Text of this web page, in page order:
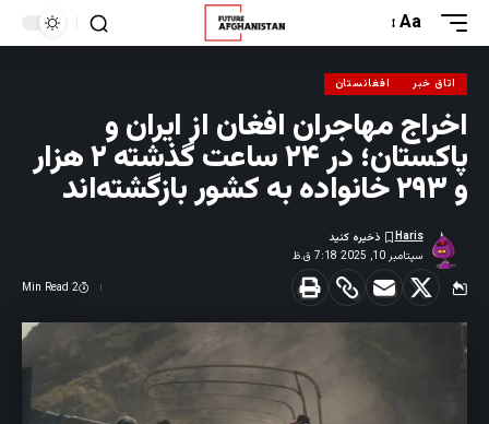
Aa
اتاق خبر افغانستان
اخراج مهاجران افغان از ایران و
پاکستان؛ در ۲۴ ساعت گذشته ۲ هزار
و ۲۹۳ خانواده به کشور بازگشته‌اند
سپتامبر 10, 2025 7:18 ق.ظ
Haris
2 Min Read